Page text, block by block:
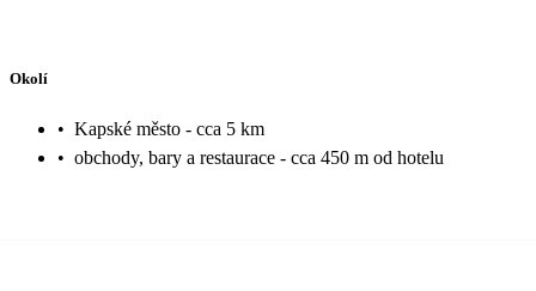
Okolí
• Kapské město - cca 5 km
• obchody, bary a restaurace - cca 450 m od hotelu